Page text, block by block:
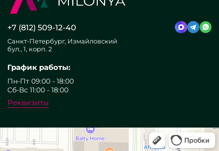
+7 (812) 509-12-40
Санкт-Петербург, Измайловский
бул., 1, корп. 2
График работы:
Пн-Пт 09:00 - 18:00
Сб-Вс 11:00 - 18:00
Реквизиты